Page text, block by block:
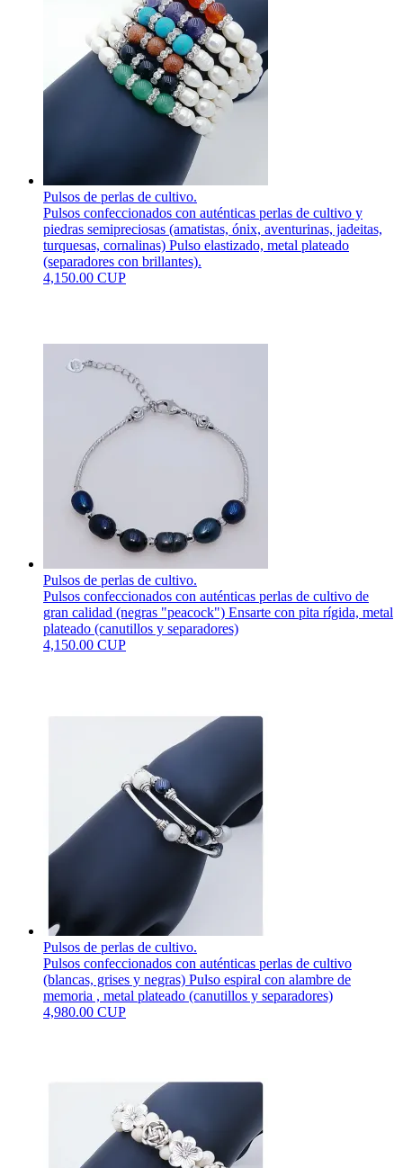
Pulsos de perlas de cultivo.
Pulsos confeccionados con auténticas perlas de cultivo y
piedras semipreciosas (amatistas, ónix, aventurinas, jadeitas,
turquesas, cornalinas) Pulso elastizado, metal plateado
(separadores con brillantes).
4,150.00 CUP
Pulsos de perlas de cultivo.
Pulsos confeccionados con auténticas perlas de cultivo de
gran calidad (negras "peacock") Ensarte con pita rígida, metal
plateado (canutillos y separadores)
4,150.00 CUP
Pulsos de perlas de cultivo.
Pulsos confeccionados con auténticas perlas de cultivo
(blancas, grises y negras) Pulso espiral con alambre de
memoria , metal plateado (canutillos y separadores)
4,980.00 CUP